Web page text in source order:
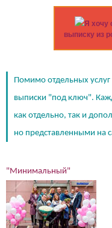
Я хочу
выписку из
Помимо отдельных услуг
выписки "под ключ".
как отдельно, так и
но представленными на
"Минимальный"